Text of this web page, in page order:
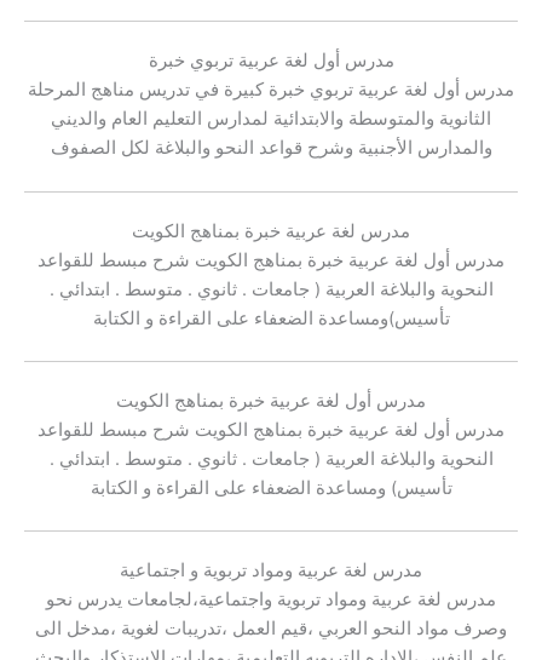
مدرس أول لغة عربية تربوي خبرة
مدرس أول لغة عربية تربوي خبرة كبيرة في تدريس مناهج المرحلة
الثانوية والمتوسطة والابتدائية لمدارس التعليم العام والديني
والمدارس الأجنبية وشرح قواعد النحو والبلاغة لكل الصفوف
مدرس لغة عربية خبرة بمناهج الكويت
مدرس أول لغة عربية خبرة بمناهج الكويت شرح مبسط للقواعد
النحوية والبلاغة العربية ( جامعات . ثانوي . متوسط . ابتدائي .
تأسيس)ومساعدة الضعفاء على القراءة و الكتابة
مدرس أول لغة عربية خبرة بمناهج الكويت
مدرس أول لغة عربية خبرة بمناهج الكويت شرح مبسط للقواعد
النحوية والبلاغة العربية ( جامعات . ثانوي . متوسط . ابتدائي .
تأسيس) ومساعدة الضعفاء على القراءة و الكتابة
مدرس لغة عربية ومواد تربوية و اجتماعية
مدرس لغة عربية ومواد تربوية واجتماعية،لجامعات يدرس نحو
وصرف مواد النحو العربي ،قيم العمل ،تدريبات لغوية ،مدخل الى